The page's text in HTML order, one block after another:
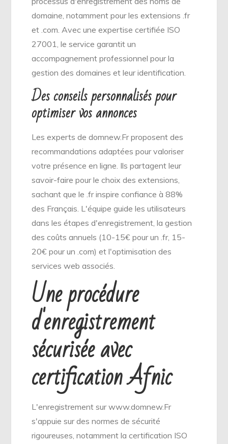
domaine, notamment pour les extensions .fr
et .com. Avec une expertise certifiée ISO
27001, le service garantit un
accompagnement professionnel pour la
gestion des domaines et leur identification.
Des conseils personnalisés pour
optimiser vos annonces
Les experts de domnew.Fr proposent des
recommandations adaptées pour valoriser
votre présence en ligne. Ils partagent leur
savoir-faire pour le choix des extensions,
sachant que le .fr inspire confiance à 88%
des Français. L'équipe guide les utilisateurs
dans les étapes d'enregistrement, la gestion
des coûts annuels (10-15€ pour un .fr, 15-
20€ pour un .com) et l'optimisation des
services web associés.
Une procédure
d'enregistrement
sécurisée avec
certification Afnic
L'enregistrement sur www.domnew.Fr
s'appuie sur des normes de sécurité
rigoureuses, notamment la certification ISO